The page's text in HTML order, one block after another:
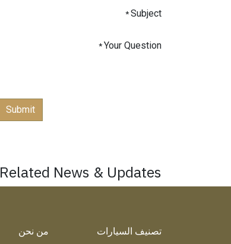
Subject
*
Your Question
*
Submit
Related News & Updates
تصنيف السيارات من نحن